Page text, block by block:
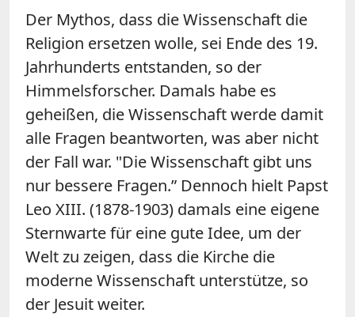
Der Mythos, dass die Wissenschaft die
Religion ersetzen wolle, sei Ende des 19.
Jahrhunderts entstanden, so der
Himmelsforscher. Damals habe es
geheißen, die Wissenschaft werde damit
alle Fragen beantworten, was aber nicht
der Fall war. "Die Wissenschaft gibt uns
nur bessere Fragen.” Dennoch hielt Papst
Leo XIII. (1878-1903) damals eine eigene
Sternwarte für eine gute Idee, um der
Welt zu zeigen, dass die Kirche die
moderne Wissenschaft unterstütze, so
der Jesuit weiter.